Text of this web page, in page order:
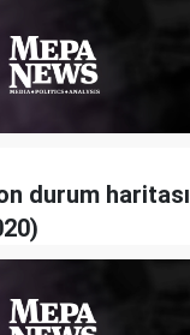
durum haritası